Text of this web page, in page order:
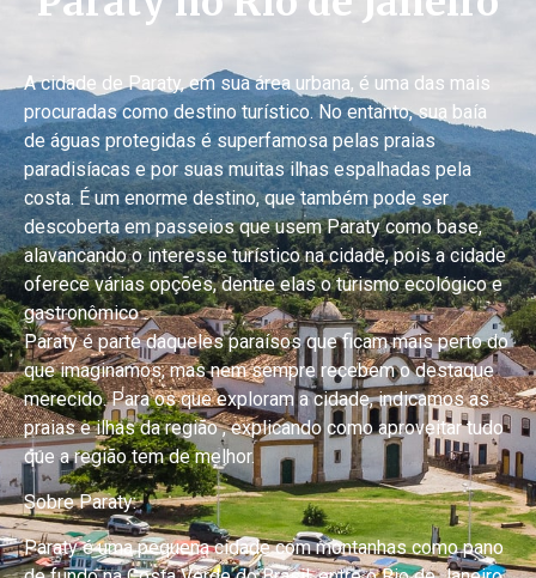
A cidade de Paraty, em sua área urbana, é uma das mais
procuradas como destino turístico. No entanto, sua baía
de águas protegidas é superfamosa pelas praias
paradisíacas e por suas muitas ilhas espalhadas pela
costa. É um enorme destino, que também pode ser
descoberta em passeios que usem Paraty como base,
alavancando o interesse turístico na cidade, pois a cidade
oferece várias opções, dentre elas o turismo ecológico e
gastronômico .
Paraty é parte daqueles paraísos que ficam mais perto do
que imaginamos, mas nem sempre recebem o destaque
merecido. Para os que exploram a cidade, indicamos as
praias e ilhas da região , explicando como aproveitar tudo
que a região tem de melhor.
Sobre Paraty:
Paraty é uma pequena cidade com montanhas como pano